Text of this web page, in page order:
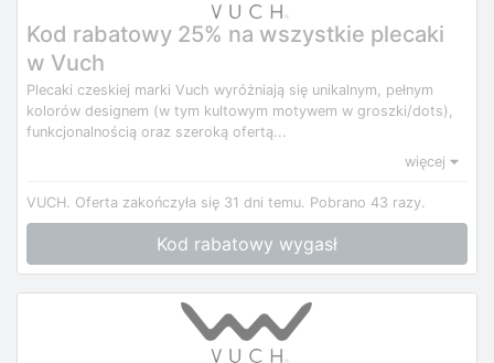
Kod rabatowy 25% na wszystkie plecaki
w Vuch
Plecaki czeskiej marki Vuch wyróżniają się unikalnym, pełnym
kolorów designem (w tym kultowym motywem w groszki/dots),
funkcjonalnością oraz szeroką ofertą...
więcej
VUCH. Oferta zakończyła się 31 dni temu. Pobrano 43 razy.
Kod rabatowy wygasł